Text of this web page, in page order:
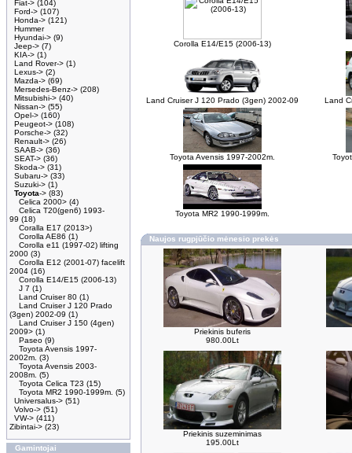
Fiat-> (104)
Ford-> (107)
Honda-> (121)
Hummer
Hyundai-> (9)
Jeep-> (7)
KIA-> (1)
Land Rover-> (1)
Lexus-> (2)
Mazda-> (69)
Mersedes-Benz-> (208)
Mitsubishi-> (40)
Nissan-> (55)
Opel-> (160)
Peugeot-> (108)
Porsche-> (32)
Renault-> (26)
SAAB-> (36)
SEAT-> (36)
Skoda-> (31)
Subaru-> (33)
Suzuki-> (1)
Toyota-> (83)
Celica 2000> (4)
Celica T20(gen6) 1993-
99 (18)
Coralla E17 (2013>)
Corolla AE86 (1)
Corolla e11 (1997-02) lifting
2000 (3)
Corolla E12 (2001-07) facelift
2004 (16)
Corolla E14/E15 (2006-13)
J 7 (1)
Land Cruiser 80 (1)
Land Cruiser J 120 Prado
(3gen) 2002-09 (1)
Land Cruiser J 150 (4gen)
2009> (1)
Paseo (9)
Toyota Avensis 1997-
2002m. (3)
Toyota Avensis 2003-
2008m. (5)
Toyota Celica T23 (15)
Toyota MR2 1990-1999m. (5)
Universalus-> (51)
Volvo-> (51)
VW-> (411)
Zibintai-> (23)
Gamintojai
Corolla E14/E15 (2006-13)
Land Cruiser J 120 Prado (3gen) 2002-09 Land
Toyota Avensis 1997-2002m.
Toyota MR2 1990-1999m.
Naujos rugpjūčio mėnesio prekės
Priekinis buferis
980.00Lt
Priekinis suzeminimas
195.00Lt